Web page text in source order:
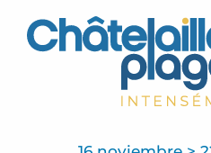
contenu